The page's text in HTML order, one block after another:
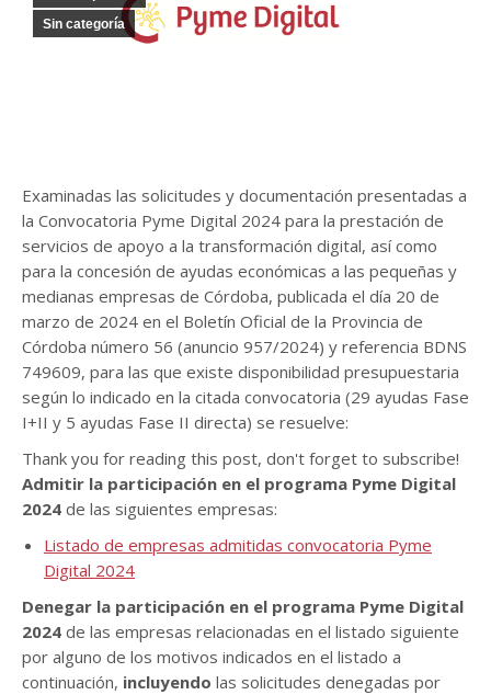
Sin categoría
Examinadas las solicitudes y documentación presentadas a
la Convocatoria Pyme Digital 2024 para la prestación de
servicios de apoyo a la transformación digital, así como
para la concesión de ayudas económicas a las pequeñas y
medianas empresas de Córdoba, publicada el día 20 de
marzo de 2024 en el Boletín Oficial de la Provincia de
Córdoba número 56 (anuncio 957/2024) y referencia BDNS
749609, para las que existe disponibilidad presupuestaria
según lo indicado en la citada convocatoria (29 ayudas Fase
I+II y 5 ayudas Fase II directa) se resuelve:
Thank you for reading this post, don't forget to subscribe!
Admitir la participación en el programa Pyme Digital
2024 de las siguientes empresas:
Listado de empresas admitidas convocatoria Pyme
Digital 2024
Denegar la participación en el programa Pyme Digital
2024 de las empresas relacionadas en el listado siguiente
por alguno de los motivos indicados en el listado a
continuación, incluyendo las solicitudes denegadas por